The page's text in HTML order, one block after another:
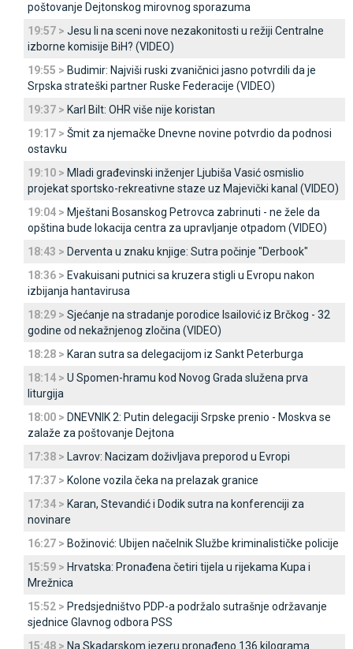
poštovanje Dejtonskog mirovnog sporazuma
19:57 > Јesu li na sceni nove nezakonitosti u režiji Centralne
izborne komisije BiH? (VIDEO)
19:55 > Budimir: Najviši ruski zvaničnici jasno potvrdili da je
Srpska strateški partner Ruske Federacije (VIDEO)
19:37 > Karl Bilt: OHR više nije koristan
19:17 > Šmit za njemačke Dnevne novine potvrdio da podnosi
ostavku
19:10 > Mladi građevinski inženjer Ljubiša Vasić osmislio
projekat sportsko-rekreativne staze uz Majevički kanal (VIDEO)
19:04 > Mještani Bosanskog Petrovca zabrinuti - ne žele da
opština bude lokacija centra za upravljanje otpadom (VIDEO)
18:43 > Derventa u znaku knjige: Sutra počinje "Derbook"
18:36 > Evakuisani putnici sa kruzera stigli u Evropu nakon
izbijanja hantavirusa
18:29 > Sjećanje na stradanje porodice Isailović iz Brčkog - 32
godine od nekažnjenog zločina (VIDEO)
18:28 > Karan sutra sa delegacijom iz Sankt Peterburga
18:14 > U Spomen-hramu kod Novog Grada služena prva
liturgija
18:00 > DNEVNIK 2: Putin delegaciji Srpske prenio - Moskva se
zalaže za poštovanje Dejtona
17:38 > Lavrov: Nacizam doživljava preporod u Evropi
17:37 > Kolone vozila čeka na prelazak granice
17:34 > Karan, Stevandić i Dodik sutra na konferenciji za
novinare
16:27 > Božinović: Ubijen načelnik Službe kriminalističke policije
15:59 > Hrvatska: Pronađena četiri tijela u rijekama Kupa i
Mrežnica
15:52 > Predsjedništvo PDP-a podržalo sutrašnje održavanje
sjednice Glavnog odbora PSS
15:48 > Na Skadarskom jezeru pronađeno 136 kilograma